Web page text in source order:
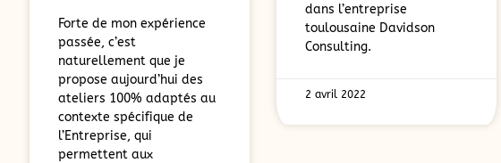
Forte de mon expérience
passée, c’est
naturellement que je
propose aujourd’hui des
ateliers 100% adaptés au
contexte spécifique de
l’Entreprise, qui
permettent aux
dans l’entreprise
toulousaine Davidson
Consulting.
2 avril 2022